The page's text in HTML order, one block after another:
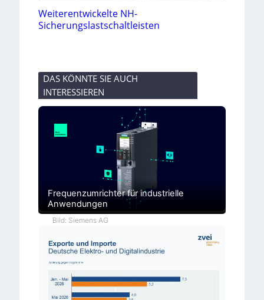
Weiterentwickelte NH-
Sicherungslastschaltleisten
DAS KÖNNTE SIE AUCH
INTERESSIEREN
Frequenzumrichter für industrielle
Anwendungen
Bild: Siemens AG